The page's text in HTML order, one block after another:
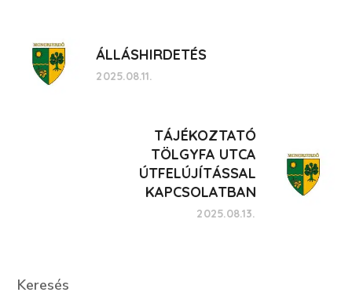
ÁLLÁSHIRDETÉS
2025.08.11.
TÁJÉKOZTATÓ
TÖLGYFA UTCA
ÚTFELÚJÍTÁSSAL
KAPCSOLATBAN
2025.08.13.
Keresés